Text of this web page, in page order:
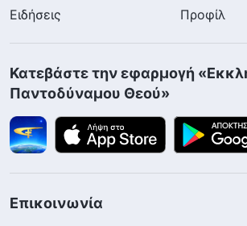
Ειδήσεις
Προφίλ
Κατεβάστε την εφαρμογή
Παντοδύναμου Θεού»
Επικοινωνία